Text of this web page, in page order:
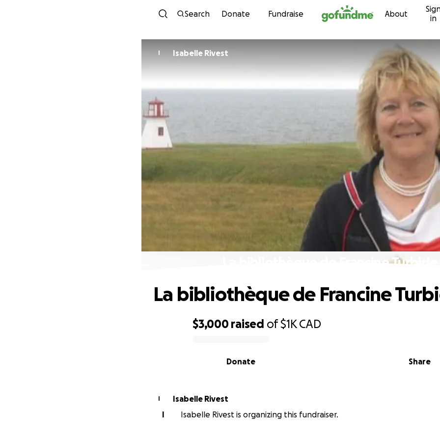
Skip to content
Search Donate Fundraise About
in
I Isabelle Rivest
La bibliothèque de Francine Turbide
$3,000 raised of$1K CAD
Share
Donate
La bibliothèque de Francine
I
Isabelle Rivest
I
Isabelle Rivest is organizing this fundraiser.